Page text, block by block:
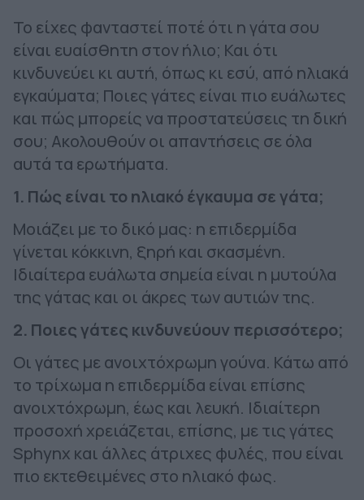
Το είχες φανταστεί ποτέ ότι η γάτα σου
είναι ευαίσθητη στον ήλιο; Και ότι
κινδυνεύει κι αυτή, όπως κι εσύ, από ηλιακά
εγκαύματα; Ποιες γάτες είναι πιο ευάλωτες
και πώς μπορείς να προστατεύσεις τη δική
σου; Ακολουθούν οι απαντήσεις σε όλα
αυτά τα ερωτήματα.
1. Πώς είναι το ηλιακό έγκαυμα σε γάτα;
Μοιάζει με το δικό μας: η επιδερμίδα
γίνεται κόκκινη, ξηρή και σκασμένη.
Ιδιαίτερα ευάλωτα σημεία είναι η μυτούλα
της γάτας και οι άκρες των αυτιών της.
2. Ποιες γάτες κινδυνεύουν περισσότερο;
Οι γάτες με ανοιχτόχρωμη γούνα. Κάτω από
το τρίχωμα η επιδερμίδα είναι επίσης
ανοιχτόχρωμη, έως και λευκή. Ιδιαίτερη
προσοχή χρειάζεται, επίσης, με τις γάτες
Sphynx και άλλες άτριχες φυλές, που είναι
πιο εκτεθειμένες στο ηλιακό φως.